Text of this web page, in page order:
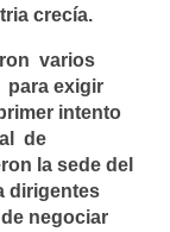
crecía.
varios
exigir
intento
de
la sede del
dirigentes
negociar